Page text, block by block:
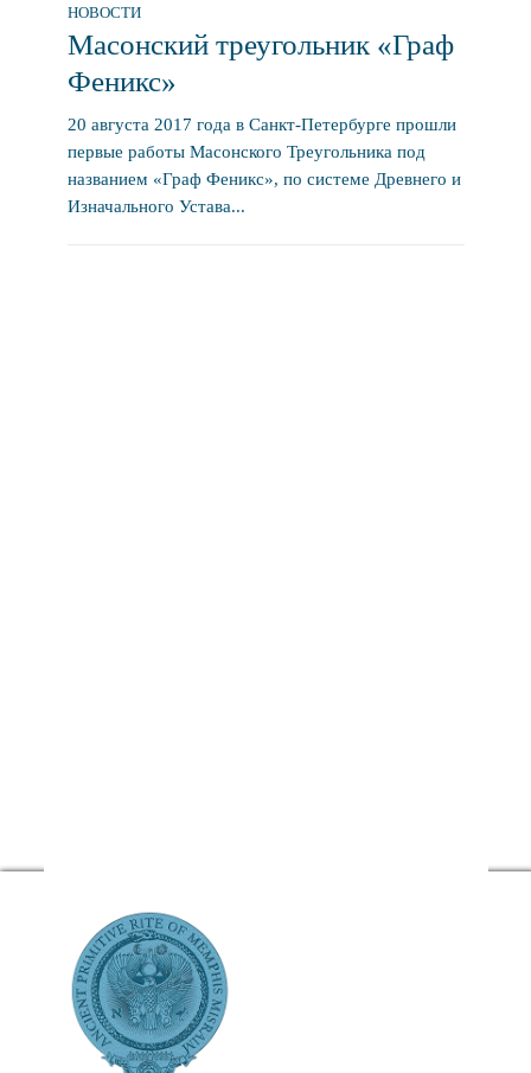
НОВОСТИ
Масонский треугольник «Граф
Феникс»
20 августа 2017 года в Санкт-Петербурге прошли
первые работы Масонского Треугольника под
названием «Граф Феникс», по системе Древнего и
Изначального Устава...